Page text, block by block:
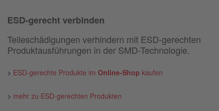
ESD-gerecht verbinden
Teileschädigungen verhindern mit ESD-gerechten
Produktausführungen in der SMD-Technologie.
> ESD-gerechte Produkte im Online-Shop kaufen
> mehr zu ESD-gerechten Produkten